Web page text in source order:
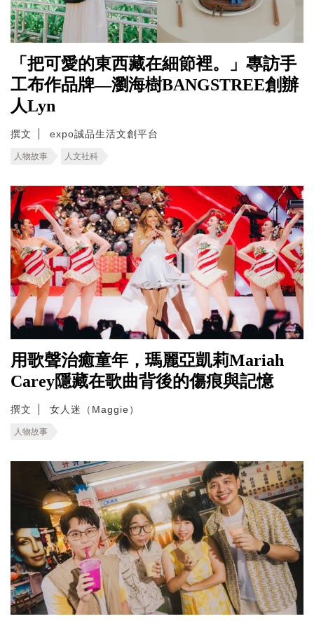
「把可愛的東西藏在細節裡。」專訪手
工布作品牌—瀏海樹BANGSTREE創辦
人Lyn
撰文 expo誠品生活文創平台
人物故事 人文社科
用歌聲治癒童年，瑪麗亞凱莉Mariah
Carey隱藏在歌曲背後的傷痕與記憶
撰文 女人迷（Maggie）
人物故事